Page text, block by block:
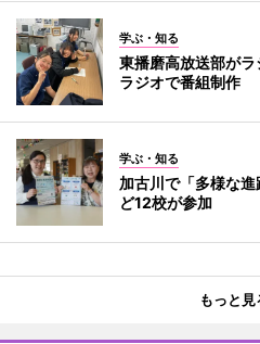
学ぶ・知る
東播磨高放送部が
ラジオで番組制作
学ぶ・知る
加古川で「多様な
ど12校が参加
もっと見